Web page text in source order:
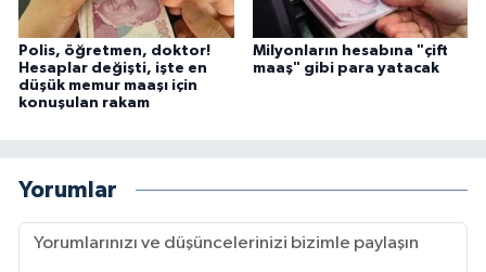
Polis, öğretmen, doktor!
Hesaplar değişti, işte en
düşük memur maaşı için
konuşulan rakam
Milyonların hesabına "çift
maaş" gibi para yatacak
Yorumlar